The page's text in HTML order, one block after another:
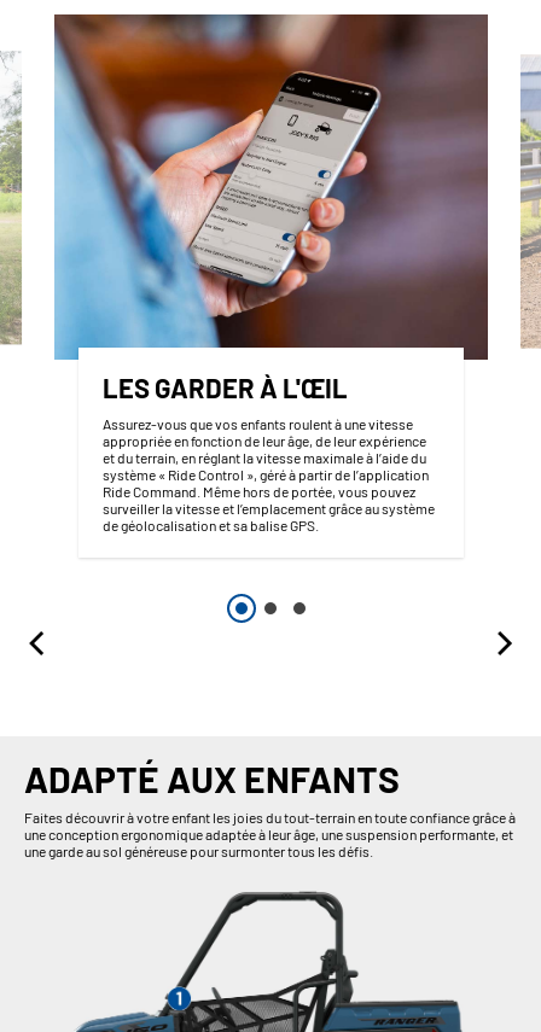
LES GARDER À L'ŒIL
Assurez-vous que vos enfants roulent à une vitesse
appropriée en fonction de leur âge, de leur expérience
et du terrain, en réglant la vitesse maximale à l’aide du
système « Ride Control », géré à partir de l’application
Ride Command. Même hors de portée, vous pouvez
surveiller la vitesse et l’emplacement grâce au système
de géolocalisation et sa balise GPS.
ADAPTÉ AUX ENFANTS
Faites découvrir à votre enfant les joies du tout-terrain en toute confiance grâce à
une conception ergonomique adaptée à leur âge, une suspension performante, et
une garde au sol généreuse pour surmonter tous les défis.